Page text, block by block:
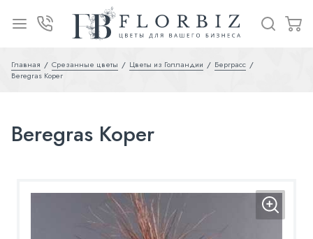
Главная Срезанные цветы Цветы из Голландии
Берграсс
Beregras Koper
Beregras Koper